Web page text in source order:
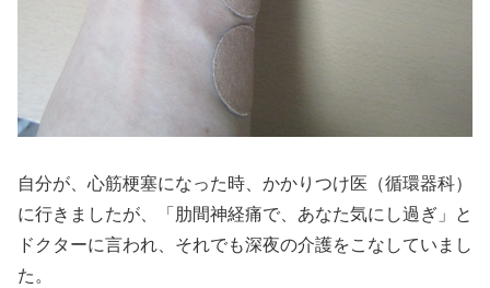
自分が、心筋梗塞になった時、かかりつけ医（循環器科）
に行きましたが、「肋間神経痛で、あなた気にし過ぎ」と
ドクターに言われ、それでも深夜の介護をこなしていまし
た。